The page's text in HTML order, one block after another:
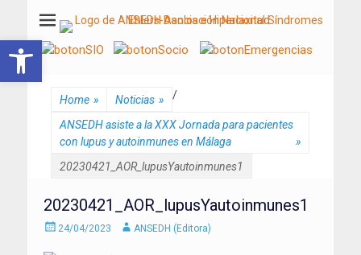
Abrir barra de herramientas
ANSEDH
Asociación Nacional del Síndrome de Ehlers-Danlos e Hiperlaxitud
Home » Noticias » /
ANSEDH asiste a la XXX Jornada para pacientes
con lupus y autoinmunes en Málaga
»
20230421_AOR_lupusYautoinmunes1
20230421_AOR_lupusYautoinmunes1
Enviado
24/04/2023 AutorANSEDH (Editora)